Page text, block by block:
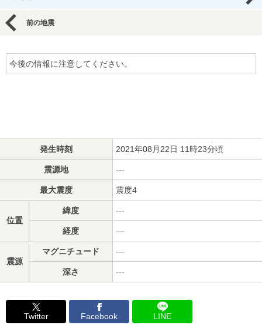
前の地震
今後の情報に注意してください。
発生時刻 2021年08月22日 11時23分頃
震源地 ---
最大震度 震度4
位置
緯度 ---
経度 ---
震源
マグニチュード ---
深さ ---
Twitter Facebook LINE